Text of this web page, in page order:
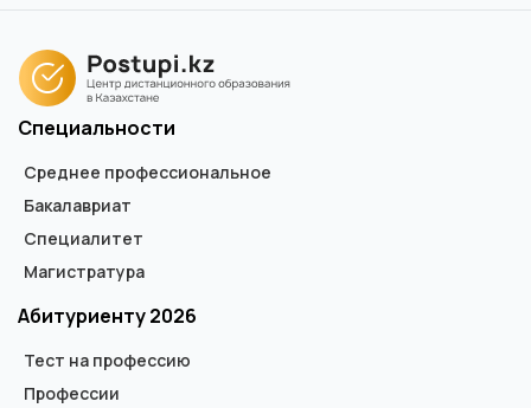
Специальности
Среднее профессиональное
Бакалавриат
Специалитет
Магистратура
Абитуриенту 2026
Тест на профессию
Профессии